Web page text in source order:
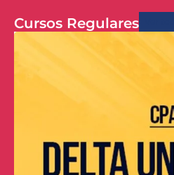
Cursos Regulares